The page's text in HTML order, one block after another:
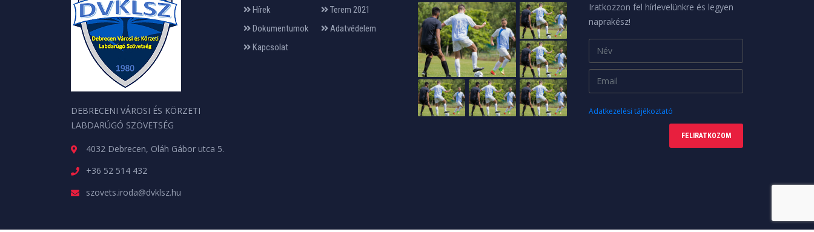
DEBRECENI VÁROSI ÉS KÖRZETI
LABDARÚGÓ SZÖVETSÉG
4032 Debrecen, Oláh Gábor utca 5.
+36 52 514 432
szovets.iroda@dvklsz.hu
Hírek
Terem 2021
Dokumentumok
Adatvédelem
Kapcsolat
Iratkozzon fel hírlevelünkre és legyen
naprakész!
Adatkezelési tájékoztató
FELIRATKOZOM